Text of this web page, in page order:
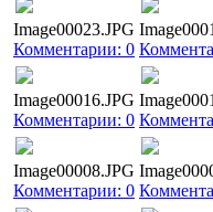
Image00023.JPG
Комментарии: 0
Image00016.JPG
Комментарии: 0
Image00008.JPG
Комментарии: 0